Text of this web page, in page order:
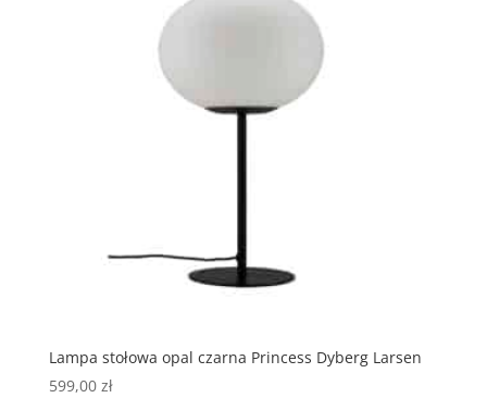
Lampa stołowa opal czarna Princess Dyberg Larsen
599,00 zł